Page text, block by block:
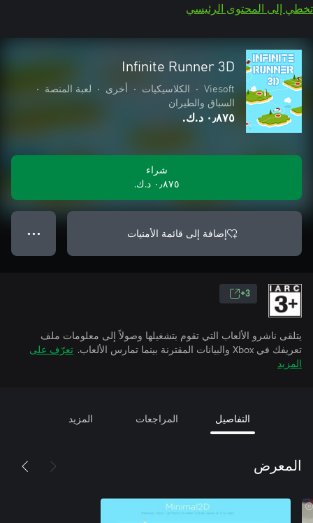
تخطي إلى المحتوى الرئيسي
Infinite Runner 3D
Viesoft
• الكلاسيكيات • أخرى • لعبة المنصة
•
السباق والطيران
٠٫٨٧٥ د.ك.‏
شراء
٠٫٨٧٥ د.ك.‏
إضافة إلى قائمة الأمنيات ● ● ●
3+
يتلقى ناشرو الألعاب التي تقوم بتشغيلها وصولاً إلى معلومات ملف
تعريفك في Xbox والبيانات المقترنة بينما تمارس الألعاب.
تعرّف على
المزيد
التفاصيل المراجعات المزيد
المعرض